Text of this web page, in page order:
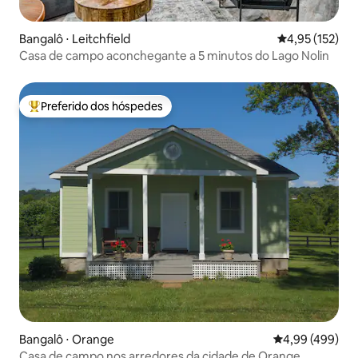
Bangalô ⋅ Leitchfield 4,95 de uma
4,95 (152)
Casa de campo aconchegante a 5 minutos do Lago Nolin
Entre os melhores preferidos dos hóspedes
Preferido dos hóspedes
Bangalô ⋅ Orange 4,99 de uma
4,99 (499)